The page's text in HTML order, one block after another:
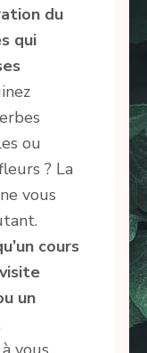
du
qui
ou
? La
vous
cours
un